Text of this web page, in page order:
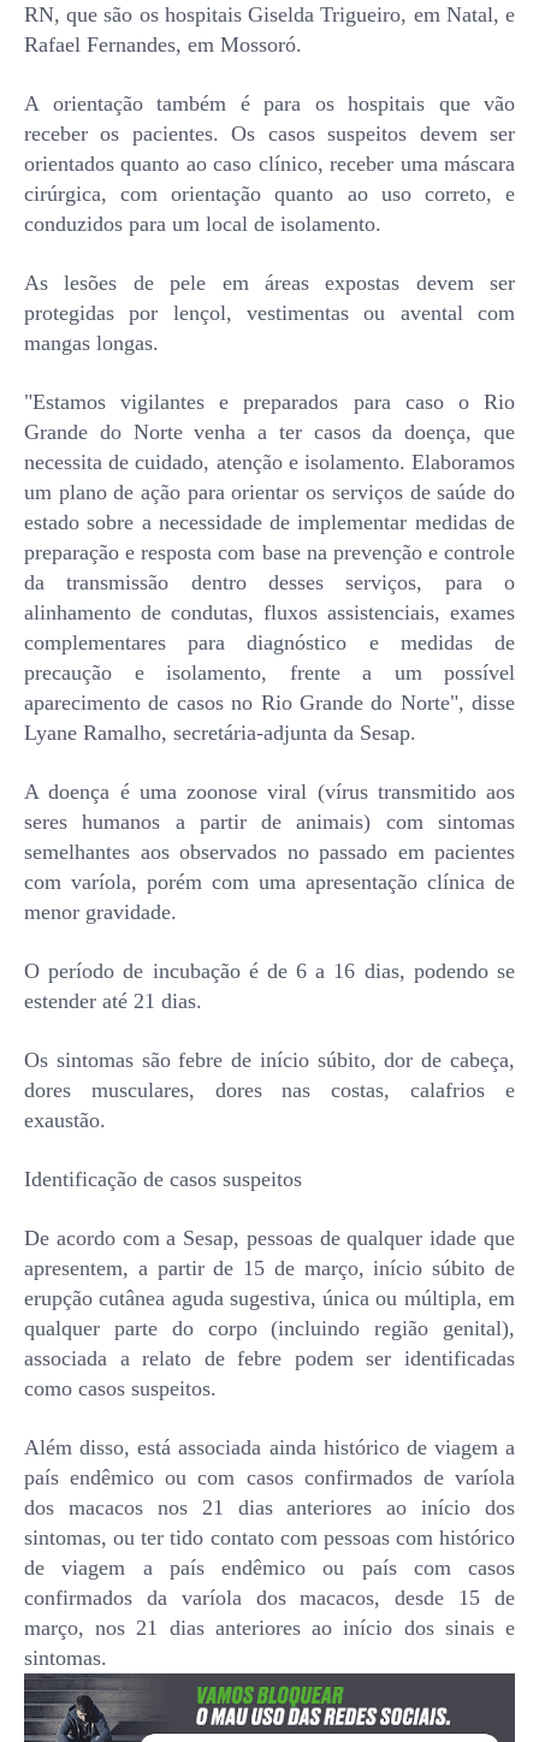
RN, que são os hospitais Giselda Trigueiro, em Natal, e
Rafael Fernandes, em Mossoró.
A orientação também é para os hospitais que vão
receber os pacientes. Os casos suspeitos devem ser
orientados quanto ao caso clínico, receber uma máscara
cirúrgica, com orientação quanto ao uso correto, e
conduzidos para um local de isolamento.
As lesões de pele em áreas expostas devem ser
protegidas por lençol, vestimentas ou avental com
mangas longas.
"Estamos vigilantes e preparados para caso o Rio
Grande do Norte venha a ter casos da doença, que
necessita de cuidado, atenção e isolamento. Elaboramos
um plano de ação para orientar os serviços de saúde do
estado sobre a necessidade de implementar medidas de
preparação e resposta com base na prevenção e controle
da transmissão dentro desses serviços, para o
alinhamento de condutas, fluxos assistenciais, exames
complementares para diagnóstico e medidas de
precaução e isolamento, frente a um possível
aparecimento de casos no Rio Grande do Norte", disse
Lyane Ramalho, secretária-adjunta da Sesap.
A doença é uma zoonose viral (vírus transmitido aos
seres humanos a partir de animais) com sintomas
semelhantes aos observados no passado em pacientes
com varíola, porém com uma apresentação clínica de
menor gravidade.
O período de incubação é de 6 a 16 dias, podendo se
estender até 21 dias.
Os sintomas são febre de início súbito, dor de cabeça,
dores musculares, dores nas costas, calafrios e
exaustão.
Identificação de casos suspeitos
De acordo com a Sesap, pessoas de qualquer idade que
apresentem, a partir de 15 de março, início súbito de
erupção cutânea aguda sugestiva, única ou múltipla, em
qualquer parte do corpo (incluindo região genital),
associada a relato de febre podem ser identificadas
como casos suspeitos.
Além disso, está associada ainda histórico de viagem a
país endêmico ou com casos confirmados de varíola
dos macacos nos 21 dias anteriores ao início dos
sintomas, ou ter tido contato com pessoas com histórico
de viagem a país endêmico ou país com casos
confirmados da varíola dos macacos, desde 15 de
março, nos 21 dias anteriores ao início dos sinais e
sintomas.